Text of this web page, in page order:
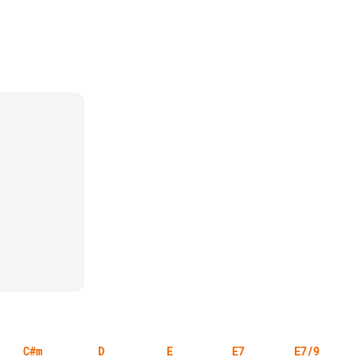
C#m D E E7 E7/9